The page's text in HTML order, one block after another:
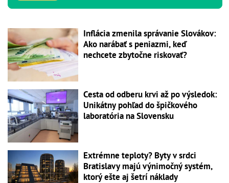
Inflácia zmenila správanie Slovákov:
Ako narábať s peniazmi, keď
nechcete zbytočne riskovať?
Cesta od odberu krvi až po výsledok:
Unikátny pohľad do špičkového
laboratória na Slovensku
Extrémne teploty? Byty v srdci
Bratislavy majú výnimočný systém,
ktorý ešte aj šetrí náklady